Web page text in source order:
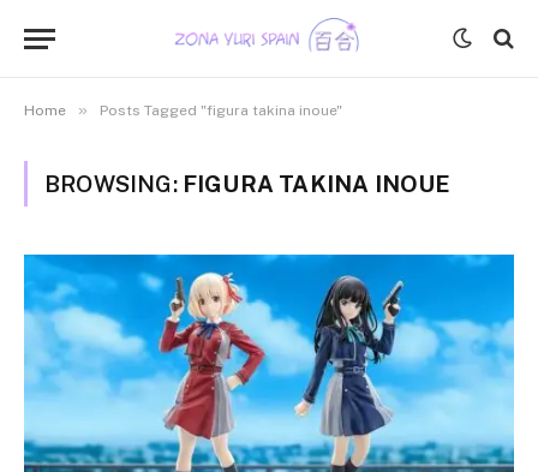
Home » Posts Tagged "figura takina inoue"
BROWSING: FIGURA TAKINA INOUE